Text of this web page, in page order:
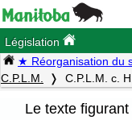
Législation
★ Réorganisation du
C.P.L.M.
C.P.L.M. c.
Le texte